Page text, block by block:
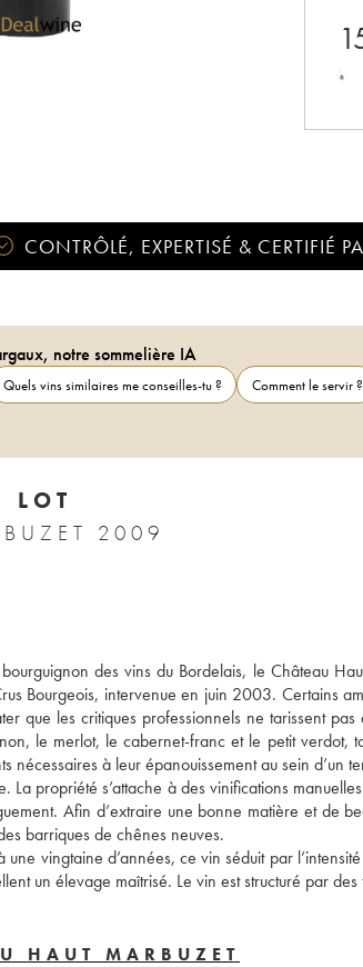
CONTRÔLÉ, EXPERTISÉ & CERTIFIÉ
notre sommelière IA
Quels vins similaires me conseilles-tu ? Comment le servir ?
LOT
CHÂTEAU HAUT MARBUZET 2009
des vins du Bordelais, le Château
Bourgeois, intervenue en juin 2003. Certains
que les critiques professionnels ne tarissent
le merlot, le cabernet-franc et le petit verdot,
nécessaires à leur épanouissement au sein
La propriété s’attache à des vinifications
Afin d’extraire une bonne matière et de
barriques de chênes neuves.
vingtaine d’années, ce vin séduit par
un élevage maîtrisé. Le vin est structuré par des
HAUT MARBUZET